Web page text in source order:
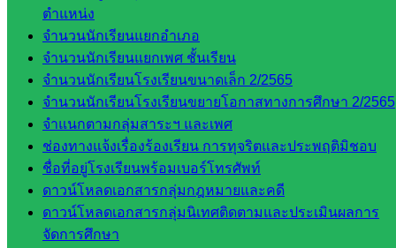
ตำแหน่ง
จำนวนนักเรียนแยกอำเภอ
จำนวนนักเรียนแยกเพศ ชั้นเรียน
จำนวนนักเรียนโรงเรียนขนาดเล็ก 2/2565
จำนวนนักเรียนโรงเรียนขยายโอกาสทางการศึกษา 2/2565
จำแนกตามกลุ่มสาระฯ และเพศ
ช่องทางแจ้งเรื่องร้องเรียน การทุจริตและประพฤติมิชอบ
ชื่อที่อยู่โรงเรียนพร้อมเบอร์โทรศัพท์
ดาวน์โหลดเอกสารกลุ่มกฎหมายและคดี
ดาวน์โหลดเอกสารกลุ่มนิเทศติดตามและประเมินผลการ
จัดการศึกษา
ศน.อัญชลี
ห้อง
นิเทศ
ดร.สราว
ดี เพ็งศรี
โคตร
เว็บไซต์
คณะ
กรรมการ
ก.ต.ป.น.